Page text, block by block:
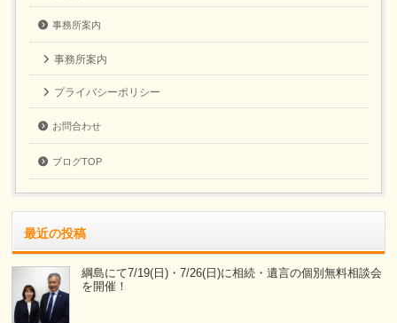
事務所案内
事務所案内
プライバシーポリシー
お問合わせ
ブログTOP
最近の投稿
綱島にて7/19(日)・7/26(日)に相続・遺言の個別無料相談会
を開催！